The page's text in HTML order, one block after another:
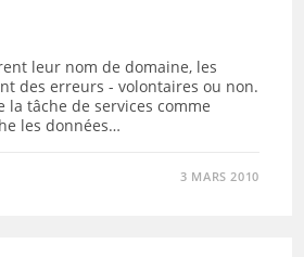
leur nom de domaine, les
des erreurs - volontaires ou non.
la tâche de services comme
les données…
3 MARS 2010